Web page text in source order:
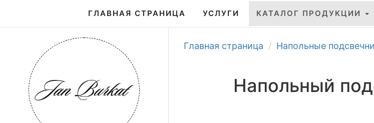
ГЛАВНАЯ СТРАНИЦА УСЛУГИ КАТАЛОГ ПРОДУКЦИИ
Главная страница Напольные
Напольный